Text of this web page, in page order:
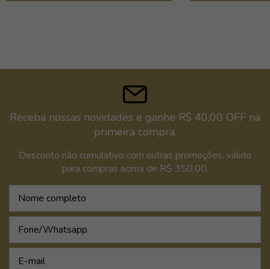
Receba nossas novidades e ganhe R$ 40,00 OFF na
primeira compra.
Desconto não cumulativo com outras promoções, válido
para compras acima de R$ 350,00.